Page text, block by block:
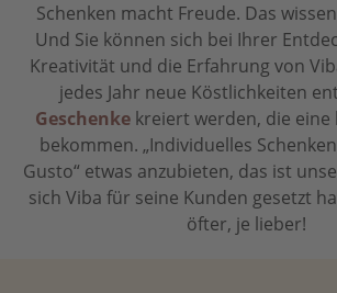
Schenken macht Freude. Das
Und Sie können sich bei Ihrer
Kreativität und die Erfahrung von
jedes Jahr neue Köstlichkeiten
Geschenkekreiert werden, die eine
bekommen. „Individuelles
Gusto“ etwas anzubieten, das ist
sich Viba für seine Kunden gesetzt
öfter, je lieber!